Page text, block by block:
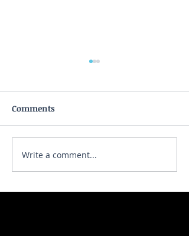
Ποια είναι η καλύτερη
πρωτεΐνη;
Comments
Write a comment...